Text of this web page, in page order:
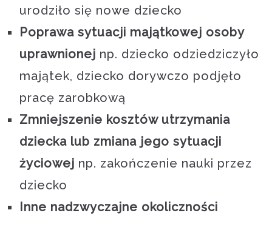
urodziło się nowe dziecko
Poprawa sytuacji majątkowej osoby
uprawnionej np. dziecko odziedziczyło
majątek, dziecko dorywczo podjęło
pracę zarobkową
Zmniejszenie kosztów utrzymania
dziecka lub zmiana jego sytuacji
życiowej np. zakończenie nauki przez
dziecko
Inne nadzwyczajne okoliczności